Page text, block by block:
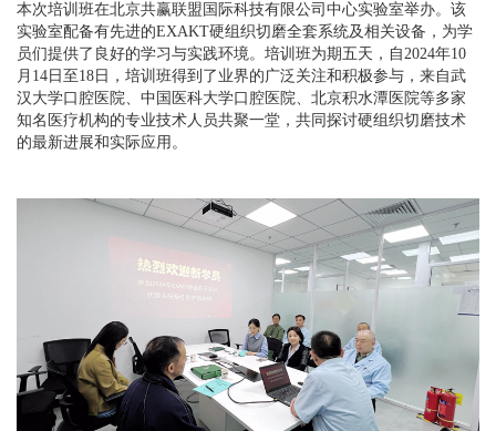
本次培训班在北京共赢联盟国际科技有限公司中心实验室举办。该
实验室配备有先进的EXAKT硬组织切磨全套系统及相关设备，为学
员们提供了良好的学习与实践环境。培训班为期五天，自2024年10
月14日至18日，培训班得到了业界的广泛关注和积极参与，来自武
汉大学口腔医院、中国医科大学口腔医院、北京积水潭医院等多家
知名医疗机构的专业技术人员共聚一堂，共同探讨硬组织切磨技术
的最新进展和实际应用。